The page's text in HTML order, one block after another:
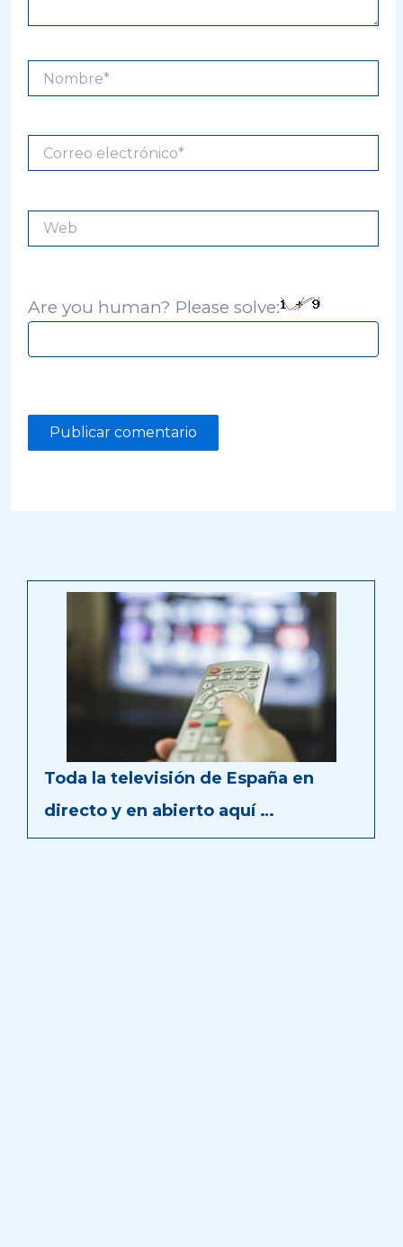
Nombre*
electrónico*
Web
Are you human? Please solve:
Toda la televisión de España en
directo y en abierto aquí …